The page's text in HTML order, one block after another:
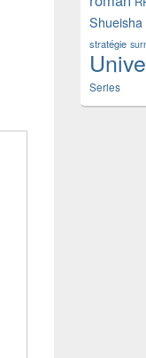
Shueisha
stratégie
Series